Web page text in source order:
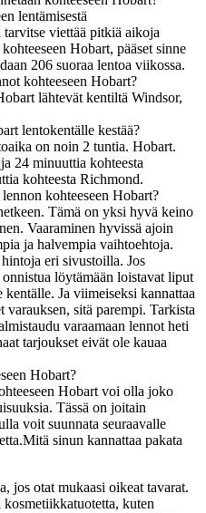
lentämisestä
viettää pitkiä aikoja
Hobart, pääset sinne
206 suoraa lentoa viikossa.
kohteeseen Hobart?
lähtevät kentiltä Windsor,
lentokentälle kestää?
on noin 2 tuntia. Hobart.
24 minuuttia kohteesta
kohteesta Richmond.
kohteeseen Hobart?
Tämä on yksi hyvä keino
Vaaraminen hyvissä ajoin
ja halvempia vaihtoehtoja.
eri sivustoilla. Jos
löytämään loistavat liput
Ja viimeiseksi kannattaa
varauksen, sitä parempi. Tarkista
varaamaan lennot heti
tarjoukset eivät ole kauaa
Hobart?
Hobart voi olla joko
Tässä on joitain
voit suunnata seuraavalle
Mitä sinun kannattaa pakata
jos otat mukaasi oikeat tavarat.
kuten